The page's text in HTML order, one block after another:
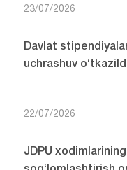
23/07/2026
Davlat
uchrashuv o‘tkazildi
22/07/2026
JDPU